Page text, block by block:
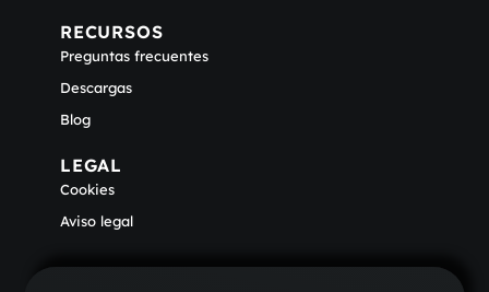
RECURSOS
Preguntas frecuentes
Descargas
Blog
LEGAL
Cookies
Aviso legal